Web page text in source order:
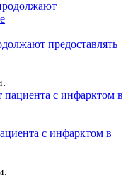
предоставлять
с инфарктом в